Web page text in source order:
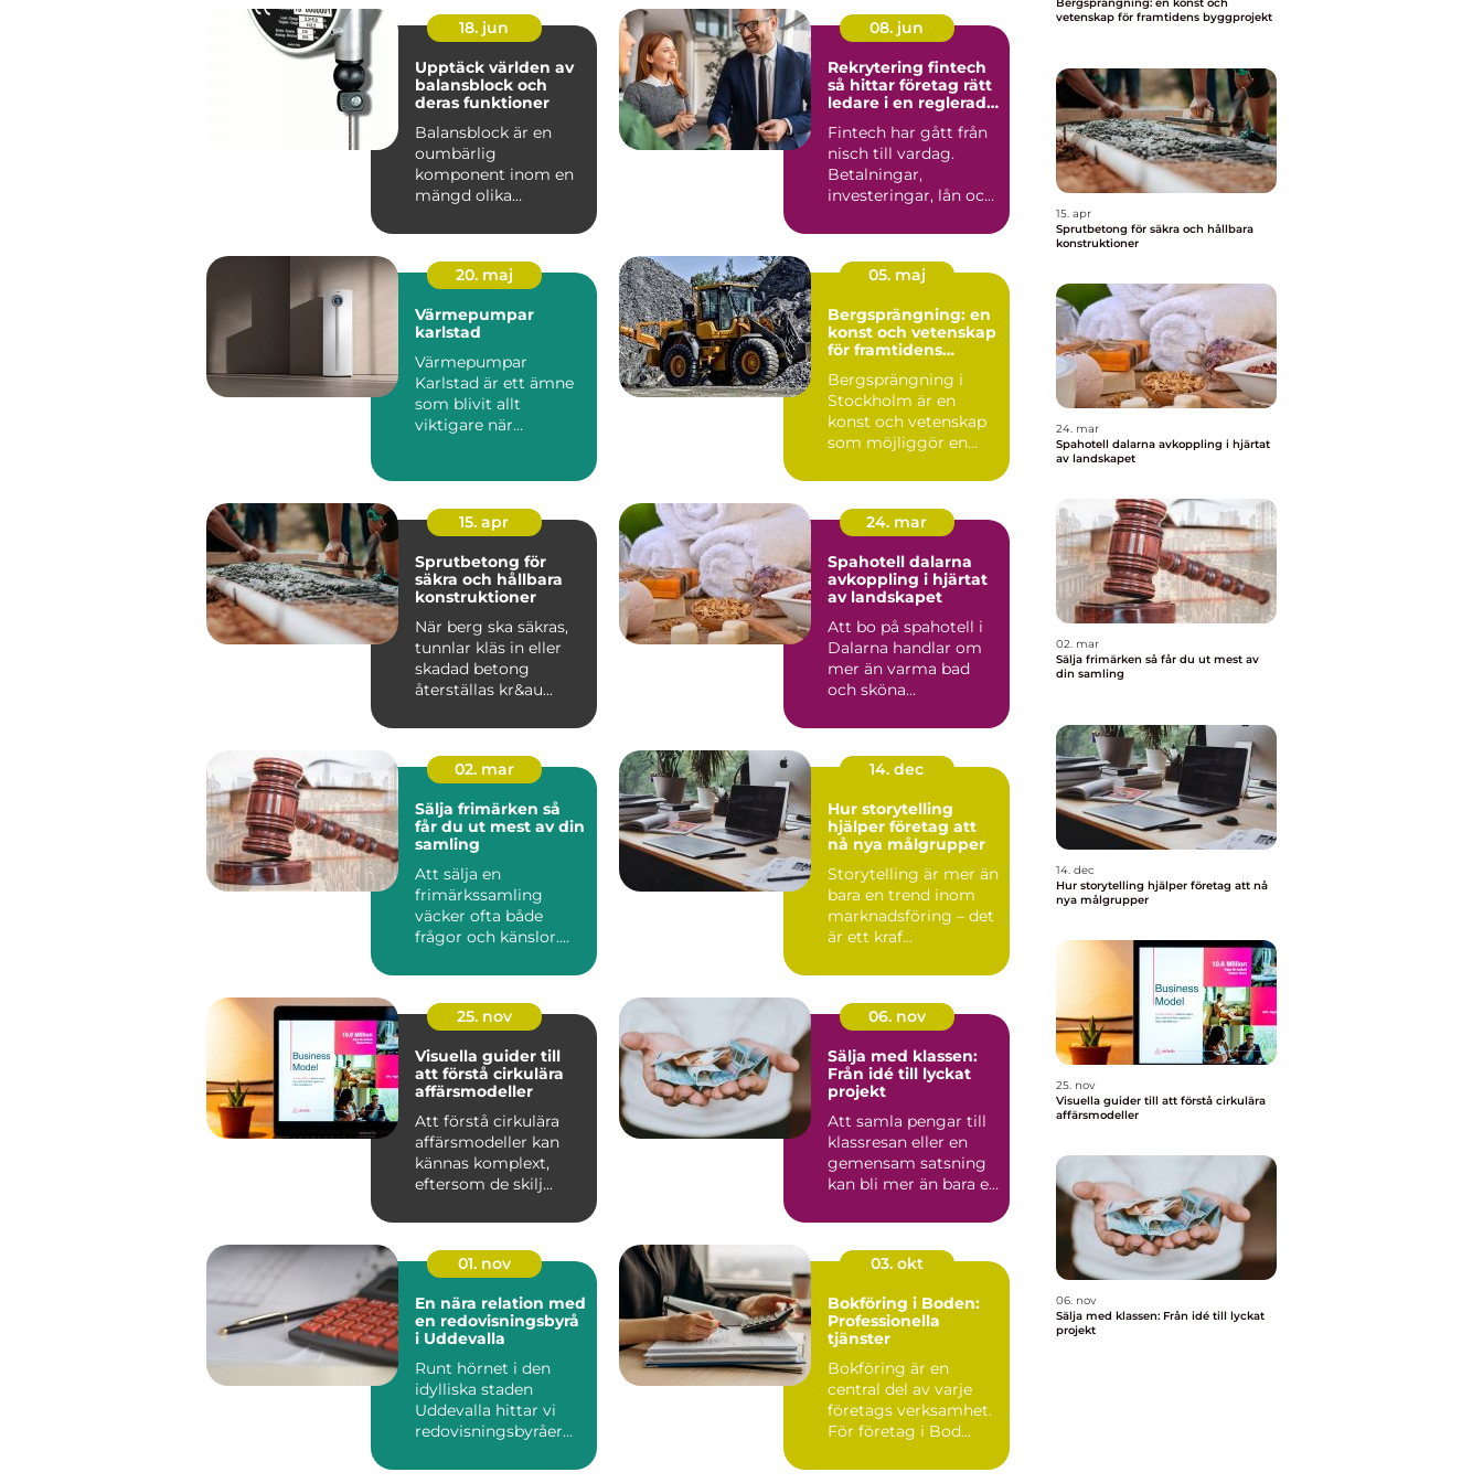
18. jun
Upptäck världen av
balansblock och
deras funktioner
Balansblock är en
oumbärlig
komponent inom en
mängd olika
användningsområden
. Dessa e...
08. jun
Rekrytering fintech
så hittar företag rätt
ledare i en reglerad
Fintech har gått från
nisch till vardag.
Betalningar,
investeringar, lån och
in...
20. maj
Värmepumpar
karlstad
Värmepumpar
Karlstad är ett ämne
som blivit allt
viktigare när
05. maj
Bergsprängning: en
konst och vetenskap
för framtidens
Bergsprängning i
Stockholm är en
konst och vetenskap
som möjliggör en
15. apr
Sprutbetong för
säkra och hållbara
konstruktioner
När berg ska säkras,
tunnlar kläs in eller
skadad betong
återställas kr&au...
24. mar
Spahotell dalarna
avkoppling i hjärtat
av landskapet
Att bo på spahotell i
Dalarna handlar om
mer än varma bad
och sköna
söker sig hi...
02. mar
Sälja frimärken så
får du ut mest av din
samling
Att sälja en
frimärkssamling
väcker ofta både
frågor och känslor.
album och lådor frå...
14. dec
Hur storytelling
hjälper företag att
nå nya målgrupper
Storytelling är mer än
bara en trend inom
marknadsföring – det
är ett kraf...
25. nov
Visuella guider till
att förstå cirkulära
affärsmodeller
Att förstå cirkulära
affärsmodeller kan
kännas komplext,
eftersom de skilj...
06. nov
Sälja med klassen:
Från idé till lyckat
projekt
Att samla pengar till
klassresan eller en
gemensam satsning
kan bli mer än bara en
01. nov
En nära relation med
en redovisningsbyrå
i Uddevalla
Runt hörnet i den
idylliska staden
Uddevalla hittar vi
redovisningsbyråer
03. okt
Bokföring i Boden:
Professionella
tjänster
Bokföring är en
central del av varje
företags verksamhet.
För företag i Bod...
vetenskap för framtidens byggprojekt
15. apr
Sprutbetong för säkra och hållbara
konstruktioner
24. mar
Spahotell dalarna avkoppling i hjärtat
av landskapet
02. mar
Sälja frimärken så får du ut mest av
din samling
14. dec
Hur storytelling hjälper företag att nå
nya målgrupper
25. nov
Visuella guider till att förstå cirkulära
affärsmodeller
06. nov
Sälja med klassen: Från idé till lyckat
projekt